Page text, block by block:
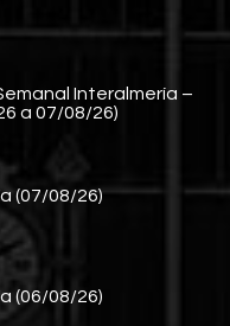
Interalmería –
a 07/08/26)
(07/08/26)
(06/08/26)